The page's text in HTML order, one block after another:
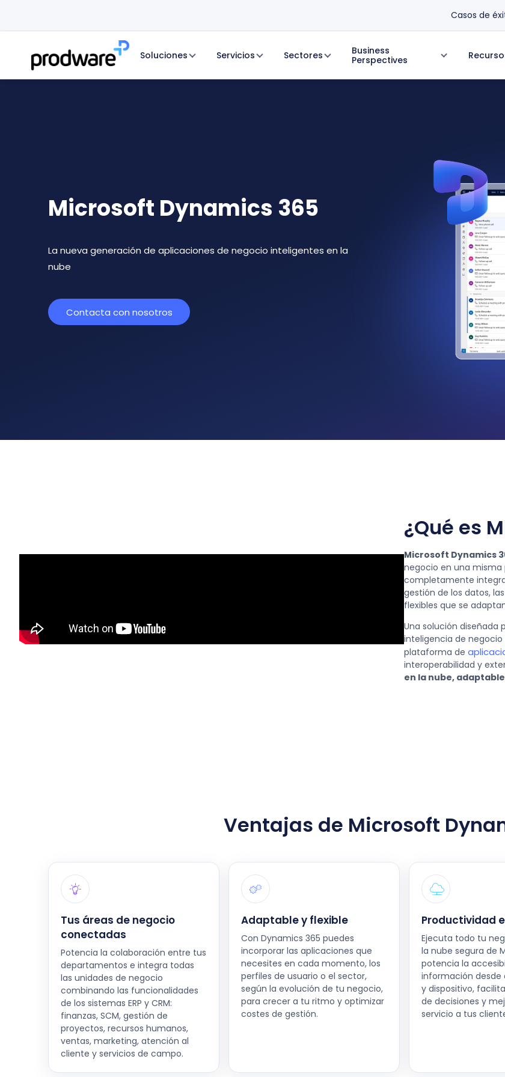
Casos de
Soluciones Servicios Sectores
Business
Perspectives
Microsoft Dynamics 365
La nueva generación de aplicaciones de negocio inteligentes en la
nube
Contacta con nosotros
¿Qué es
Microsoft Dynamics
negocio en una
completamente
gestión de los datos,
flexibles que se
Una solución diseñada
inteligencia de negocio
plataforma de
interoperabilidad y
en la nube,
Ventajas de Microsoft
Tus áreas de negocio
conectadas
Potencia la colaboración entre tus
departamentos e integra todas
las unidades de negocio
combinando las funcionalidades
de los sistemas ERP y CRM:
finanzas, SCM, gestión de
proyectos, recursos humanos,
ventas, marketing, atención al
cliente y servicios de campo.
Adaptable y flexible
Con Dynamics 365 puedes
incorporar las aplicaciones que
necesites en cada momento, los
perfiles de usuario o el sector,
según la evolución de tu negocio,
para crecer a tu ritmo y optimizar
costes de gestión.
Productividad
Ejecuta todo tu
la nube segura de
potencia la
información desde
y dispositivo,
de decisiones y
servicio a tus